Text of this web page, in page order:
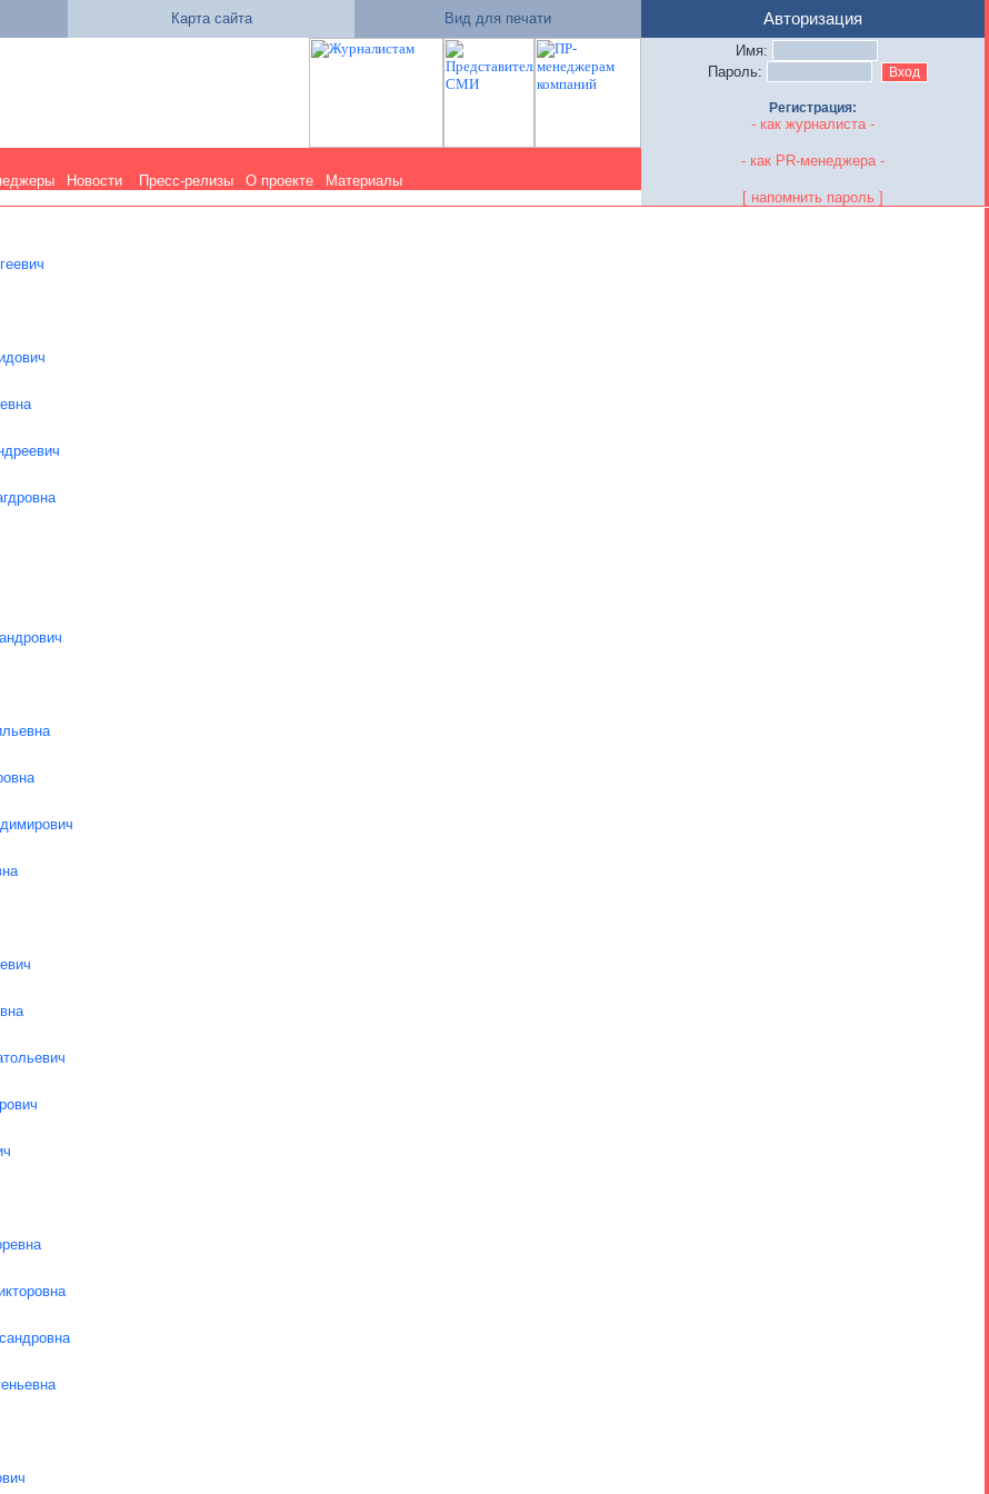
Карта сайта Вид для печати
Новости Пресс-релизы О проекте Материалы
Авторизация
Имя:
Пароль:
Регистрация:
- как журналиста -
- как PR-менеджера -
[ напомнить пароль ]